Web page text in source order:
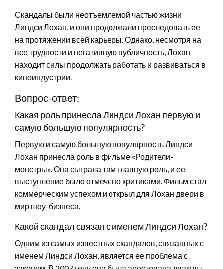
Скандалы были неотъемлемой частью жизни
Линдси Лохан, и они продолжали преследовать ее
на протяжении всей карьеры. Однако, несмотря на
все трудности и негативную публичность, Лохан
находит силы продолжать работать и развиваться в
киноиндустрии.
Вопрос-ответ:
Какая роль принесла Линдси Лохан первую и
самую большую популярность?
Первую и самую большую популярность Линдси
Лохан принесла роль в фильме «Родители-
монстры». Она сыграла там главную роль, и ее
выступление было отмечено критиками. Фильм стал
коммерческим успехом и открыл для Лохан двери в
мир шоу-бизнеса.
Какой скандал связан с именем Линдси Лохан?
Одним из самых известных скандалов, связанных с
именем Линдси Лохан, является ее проблема с